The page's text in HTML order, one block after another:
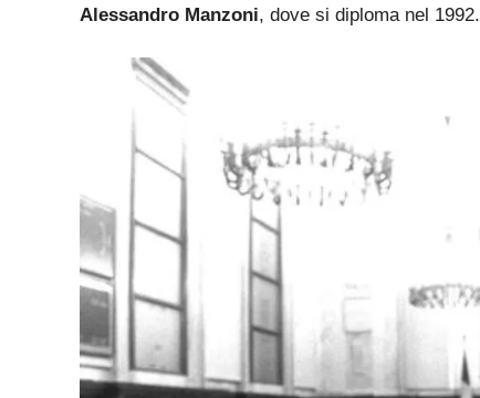
Alessandro Manzoni, dove si diploma nel 1992.